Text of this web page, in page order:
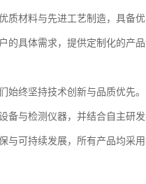
质材料与先进工艺制造，具备
的具体需求，提供定制化的产
始终坚持技术创新与品质优先。
备与检测仪器，并结合自主研
与可持续发展，所有产品均采